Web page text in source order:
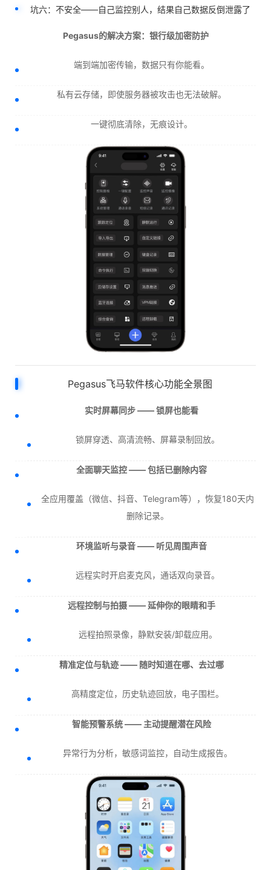
坑六：不安全——自己监控别人，结果自己数据反倒泄露了
Pegasus的解决方案：银行级加密防护
端到端加密传输，数据只有你能看。
私有云存储，即使服务器被攻击也无法破解。
一键彻底清除，无痕设计。
Pegasus飞马软件核心功能全景图
实时屏幕同步 —— 锁屏也能看
锁屏穿透、高清流畅、屏幕录制回放。
全面聊天监控 —— 包括已删除内容
全应用覆盖（微信、抖音、Telegram等），恢复180天内
删除记录。
环境监听与录音 —— 听见周围声音
远程实时开启麦克风，通话双向录音。
远程控制与拍摄 —— 延伸你的眼睛和手
远程拍照录像，静默安装/卸载应用。
精准定位与轨迹 —— 随时知道在哪、去过哪
高精度定位，历史轨迹回放，电子围栏。
智能预警系统 —— 主动提醒潜在风险
异常行为分析，敏感词监控，自动生成报告。